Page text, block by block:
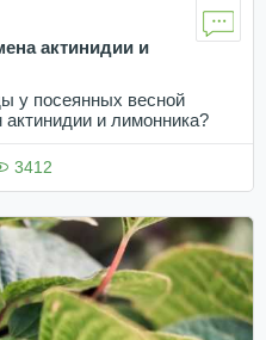
актинидии и
у посеянных весной
и лимонника?
3412